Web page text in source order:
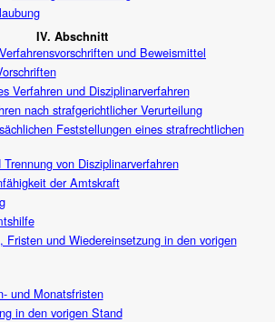
IV. Abschnitt
und Beweismittel
Verfahren und Disziplinarverfahren
nach strafgerichtlicher Verurteilung
Feststellungen eines strafrechtlichen
von Disziplinarverfahren
der Amtskraft
Fristen und Wiedereinsetzung in den vorigen
und Monatsfristen
in den vorigen Stand